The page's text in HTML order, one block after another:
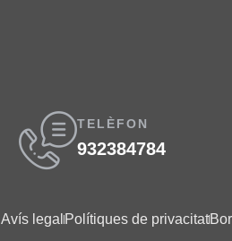
TELÈFON
932384784
Avís legal Polítiques de privacitat